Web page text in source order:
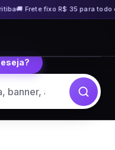
🚚 Frete fixo R$ 35 para todo o